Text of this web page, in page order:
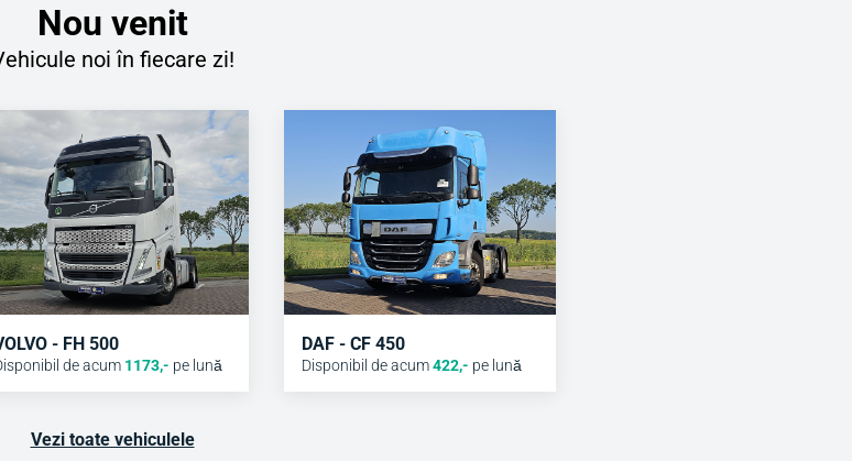
Nou venit
noi în fiecare zi!
- FH 500
de acum 1173,- pe lună
DAF - CF 450
Disponibil de acum 422,- pe lună
Vezi toate vehiculele